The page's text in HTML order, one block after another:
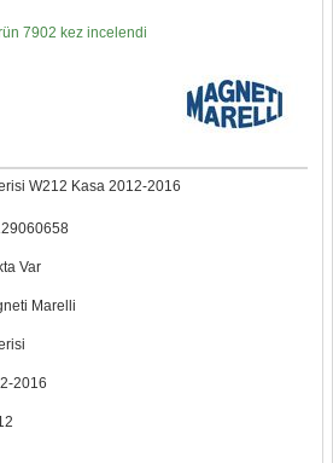
7902 kez incelendi
W212 Kasa 2012-2016
Var
Marelli
2016